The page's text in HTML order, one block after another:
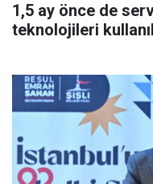
1,5 ay önce de
teknolojileri